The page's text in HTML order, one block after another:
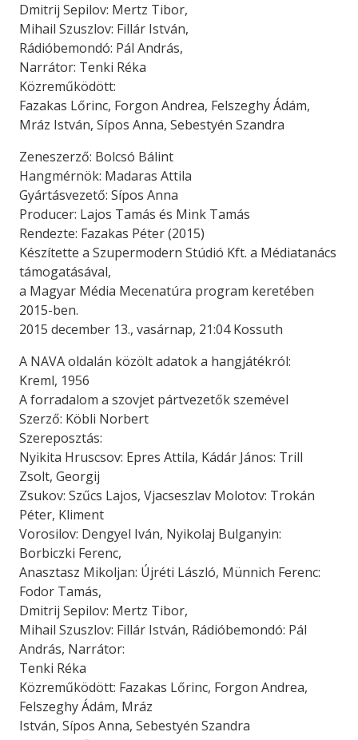
Dmitrij Sepilov: Mertz Tibor,
Mihail Szuszlov: Fillár István,
Rádióbemondó: Pál András,
Narrátor: Tenki Réka
Közreműködött:
Fazakas Lőrinc, Forgon Andrea, Felszeghy Ádám,
Mráz István, Sípos Anna, Sebestyén Szandra
Zeneszerző: Bolcsó Bálint
Hangmérnök: Madaras Attila
Gyártásvezető: Sípos Anna
Producer: Lajos Tamás és Mink Tamás
Rendezte: Fazakas Péter (2015)
Készítette a Szupermodern Stúdió Kft. a Médiatanács
támogatásával,
a Magyar Média Mecenatúra program keretében
2015-ben.
2015 december 13., vasárnap, 21:04 Kossuth
A NAVA oldalán közölt adatok a hangjátékról:
Kreml, 1956
A forradalom a szovjet pártvezetők szemével
Szerző: Köbli Norbert
Szereposztás:
Nyikita Hruscsov: Epres Attila, Kádár János: Trill
Zsolt, Georgij
Zsukov: Szűcs Lajos, Vjacseszlav Molotov: Trokán
Péter, Kliment
Vorosilov: Dengyel Iván, Nyikolaj Bulganyin:
Borbiczki Ferenc,
Anasztasz Mikoljan: Újréti László, Münnich Ferenc:
Fodor Tamás,
Dmitrij Sepilov: Mertz Tibor,
Mihail Szuszlov: Fillár István, Rádióbemondó: Pál
András, Narrátor:
Tenki Réka
Közreműködött: Fazakas Lőrinc, Forgon Andrea,
Felszeghy Ádám, Mráz
István, Sípos Anna, Sebestyén Szandra